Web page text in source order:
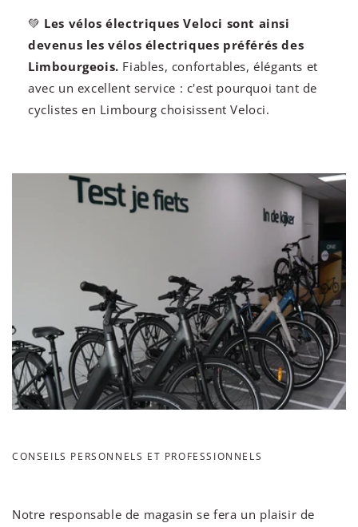
💚 Les vélos électriques Veloci sont ainsi
devenus les vélos électriques préférés des
Limbourgeois. Fiables, confortables, élégants et
avec un excellent service : c'est pourquoi tant de
cyclistes en Limbourg choisissent Veloci.
CONSEILS PERSONNELS ET PROFESSIONNELS
Notre responsable de magasin se fera un plaisir de